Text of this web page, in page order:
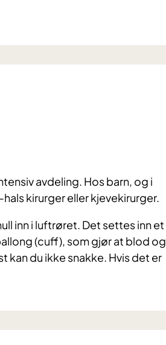
avdeling. Hos barn, og i
kirurger eller kjevekirurger.
inn i luftrøret. Det settes inn et
(cuff), som gjør at blod og
kan du ikke snakke. Hvis det er